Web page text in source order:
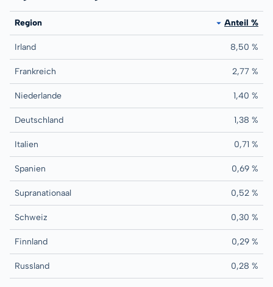
Region Anteil %
Irland 8,50 %
Frankreich 2,77 %
Niederlande 1,40 %
Deutschland 1,38 %
Italien 0,71 %
Spanien 0,69 %
Supranationaal 0,52 %
Schweiz 0,30 %
Finnland 0,29 %
Russland 0,28 %